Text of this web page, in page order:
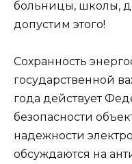
больницы, школы,
допустим этого!
Сохранность
государственной
года действует
безопасности
надежности
обсуждаются на